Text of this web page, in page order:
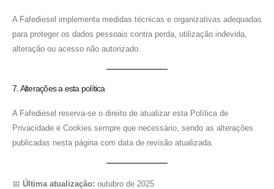
A Fafediesel implementa medidas técnicas e organizativas adequadas
para proteger os dados pessoais contra perda, utilização indevida,
alteração ou acesso não autorizado.
7. Alterações a esta política
A Fafediesel reserva-se o direito de atualizar esta Política de
Privacidade e Cookies sempre que necessário, sendo as alterações
publicadas nesta página com data de revisão atualizada.
📅 Última atualização: outubro de 2025